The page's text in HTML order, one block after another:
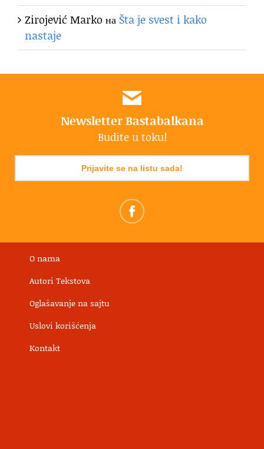
Zirojević Marko на Šta je svest i kako
nastaje
Newsletter Bastabalkana
Budite u toku!
Prijavite se na listu sada!
O nama
Autori Tekstova
Oglašavanje na sajtu
Uslovi korišćenja
Kontakt